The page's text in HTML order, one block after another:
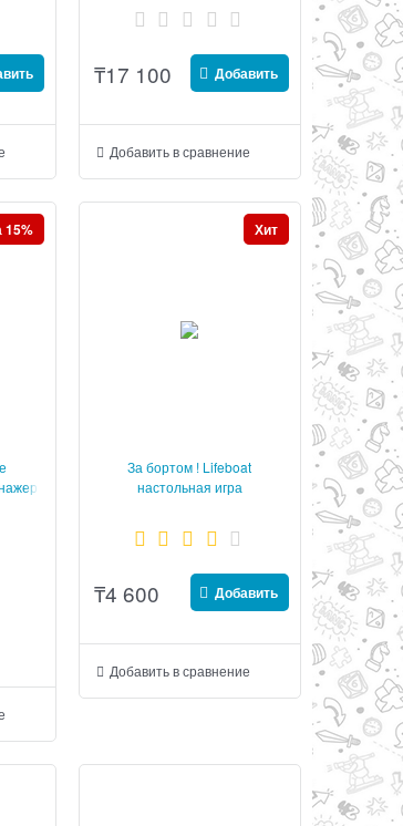
₸17 100 Добавить
Добавить в сравнение
15%
За бортом ! Lifeboat
настольная игра
Хит
₸4 600 Добавить
Добавить в сравнение